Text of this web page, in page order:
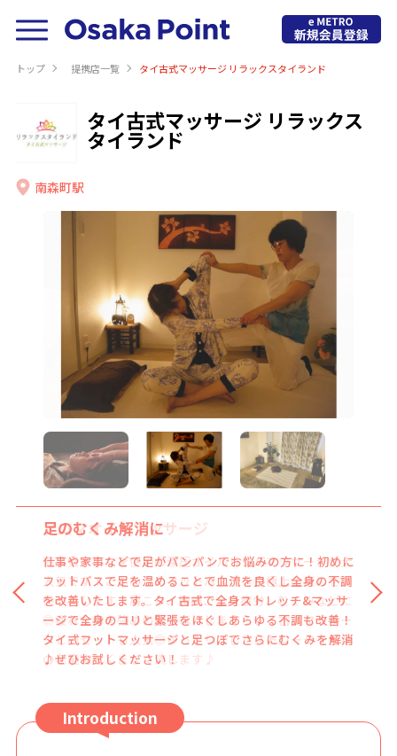
トップ 提携店⼀覧 タイ古式マッサージ リラックスタイランド
タイ古式マッサージ リラックス
タイランド
南森町駅
足のむくみ解消に
仕事や家事などで足がパンパンでお悩みの方に！初めに
フットバスで足を温めることで血流を良くし全身の不調
を改善いたします。タイ古式で全身ストレッチ&マッサ
ージで全身のコリと緊張をほぐしあらゆる不調も改善！
タイ式フットマッサージと足つぼでさらにむくみを解消
♪ぜひお試しください！
Introduction